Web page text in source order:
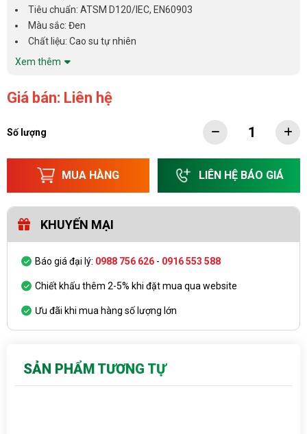
Tiêu chuẩn: ATSM D120/IEC, EN60903
Màu sắc: Đen
Chất liệu: Cao su tự nhiên
Xem thêm
Giá bán: Liên hệ
Số lượng
MUA HÀNG LIÊN HỆ BÁO GIÁ
KHUYẾN MẠI
Báo giá đại lý: 0988 756 626 - 0916 553 588
Chiết khấu thêm 2-5% khi đặt mua qua website
Ưu đãi khi mua hàng số lượng lớn
SẢN PHẨM TƯƠNG TỰ